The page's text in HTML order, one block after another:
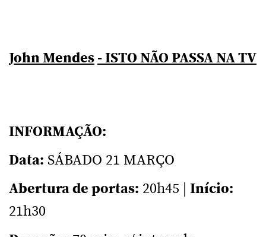
John Mendes - ISTO NÃO PASSA NA TV
INFORMAÇÃO:
Data: SÁBADO 21 MARÇO
Abertura de portas: 20h45 | Início:
21h30